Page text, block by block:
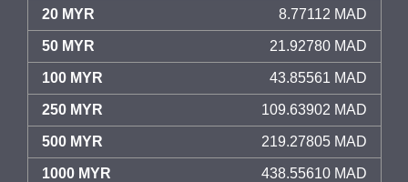
20 MYR 8.77112 MAD
50 MYR 21.92780 MAD
100 MYR 43.85561 MAD
250 MYR 109.63902 MAD
500 MYR 219.27805 MAD
1000 MYR 438.55610 MAD